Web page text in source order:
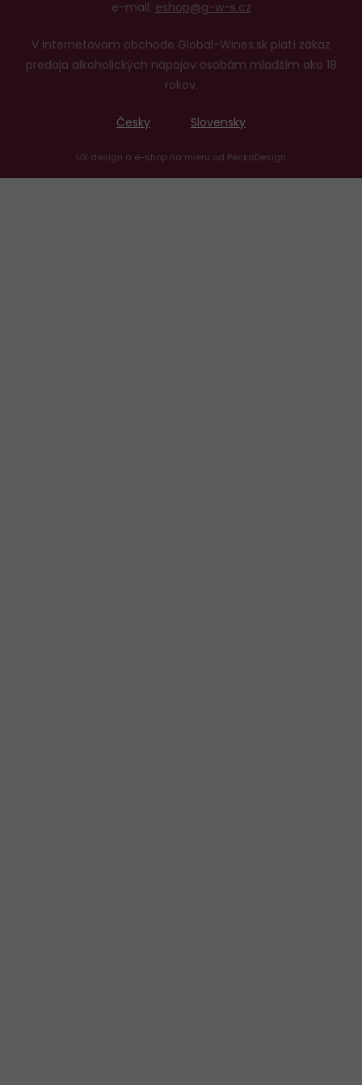
e-mail: eshop@g-w-s.cz
V internetovom obchode Global-Wines.sk platí zákaz
predaja alkoholických nápojov osobám mladším ako 18
rokov.
Česky Slovensky
UX design a e-shop na mieru od PeckaDesign